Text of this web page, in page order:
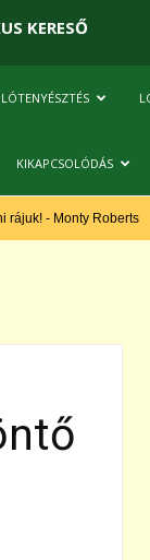
KERESŐ
LÓTENYÉSZTÉS
KIKAPCSOLÓDÁS
rájuk! - Monty Roberts